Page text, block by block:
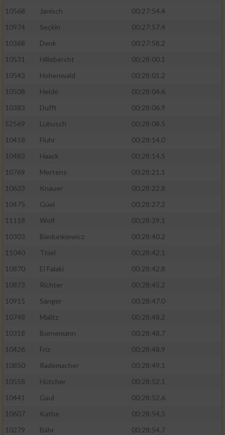
10568
Janisch
00:27:54.4
10974
Seçkin
00:27:57.4
10368
Denk
00:27:58.2
10531
Hillebercht
00:28:00.1
10543
Hohenwald
00:28:01.2
10508
Heide
00:28:04.6
10383
Dufft
00:28:06.9
52569
Lubusch
00:28:08.5
10418
Fluhr
00:28:14.0
10483
Haack
00:28:14.5
10769
Mertens
00:28:21.1
10633
Knauer
00:28:22.8
10475
Güel
00:28:27.2
11118
Wolf
00:28:39.1
10303
Biedunkiewicz
00:28:40.2
11040
Thiel
00:28:42.1
10870
El Falaki
00:28:42.8
10873
Richter
00:28:45.2
10915
Sänger
00:28:47.0
10748
Malitz
00:28:48.2
10318
Bornemann
00:28:48.7
10426
Friz
00:28:48.9
10850
Rademacher
00:28:49.1
10558
Hütcher
00:28:52.1
10441
Gaul
00:28:52.6
10607
Kathe
00:28:54.5
10279
Bähr 00:28:54.7